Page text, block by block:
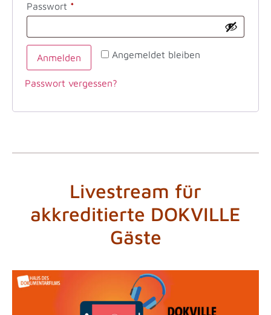
Passwort *
Angemeldet bleiben
Anmelden
Passwort vergessen?
Livestream für
akkreditierte DOKVILLE
Gäste